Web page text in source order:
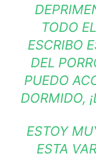
TODO
ESCRIBO
DEL
PUEDO
DORMIDO,
ESTOY
ESTA